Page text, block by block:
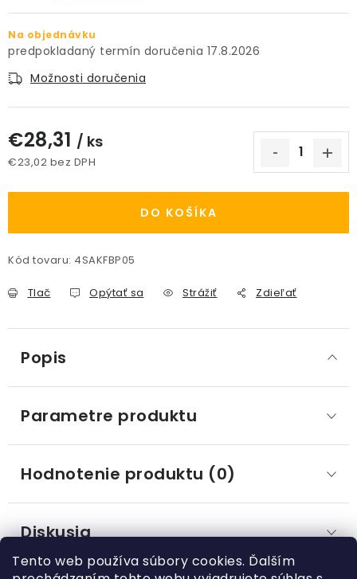
Tento web používa súbory cookies. Ďalším
Obchodné podmienky
Podmienky ochrany osobných údajov
Na objednávku
17.8.2026
Možnosti doručenia
€28,31 / ks
€23,02 bez DPH
DO KOŠÍKA
Kód tovaru: 4SAKFBP05
Tlač Opýtať sa Strážiť Zdieľať
Popis
Parametre produktu
Hodnotenie produktu (0)
Diskusia